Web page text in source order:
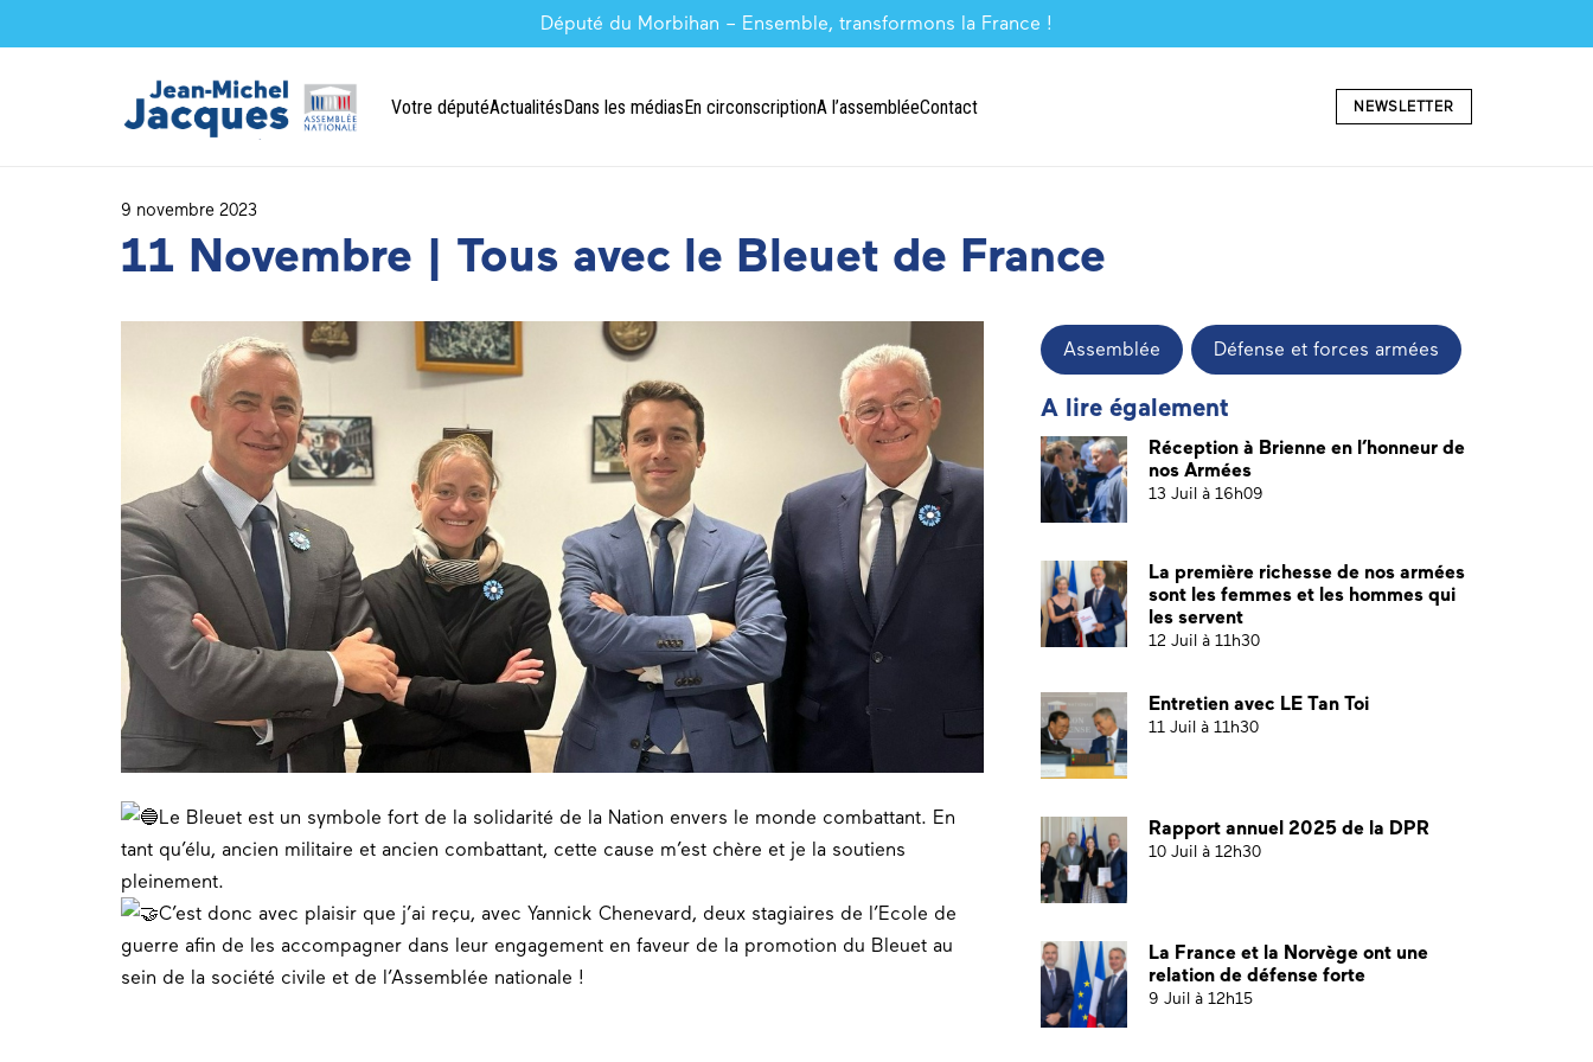
Député du Morbihan – Ensemble, transformons la France !
Votre députéActualitésDans les médiasEn circonscriptionA l’assembléeContact NEWSLETTER
9 novembre 2023
11 Novembre | Tous avec le Bleuet de France
Le Bleuet est un symbole fort de la solidarité de la Nation envers le monde combattant. En
tant qu’élu, ancien militaire et ancien combattant, cette cause m’est chère et je la soutiens
pleinement.
C’est donc avec plaisir que j’ai reçu, avec Yannick Chenevard, deux stagiaires de l’Ecole de
guerre afin de les accompagner dans leur engagement en faveur de la promotion du Bleuet au
sein de la société civile et de l ‘Assemblée national e !
Assemblée Défense et forces armées
A lire également
Réception à Brienne en l’honneur de
nos Armées
13 Juil à 16h09
La première richesse de nos armées
sont les femmes et les hommes qui
les servent
12 Juil à 11h30
Entretien avec LE Tan Toi
11 Juil à 11h30
Rapport annuel 2025 de la DPR
10 Juil à 12h30
La France et la Norvège ont une
relation de défense forte
9 Juil à 12h15